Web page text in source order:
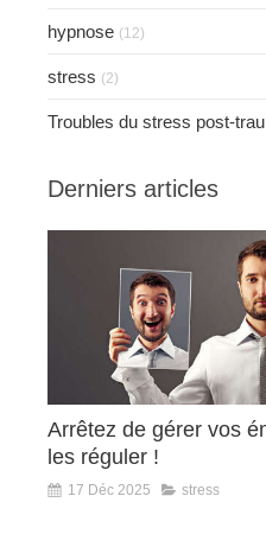
hypnose (12)
stress (2)
Troubles du stress post-
Derniers articles
Arrêtez de gérer vos
les réguler !
17 Déc 2025 stress